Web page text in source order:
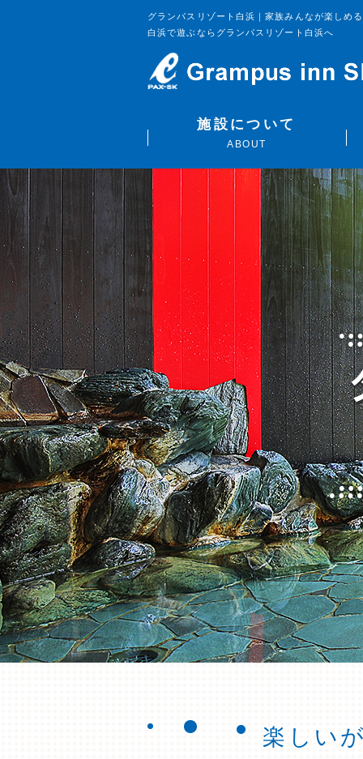
グランパスリゾート白浜｜家族みんなが楽しめ
白浜で遊ぶならグランパスリゾート白浜へ
施設について
ABOUT
楽しい